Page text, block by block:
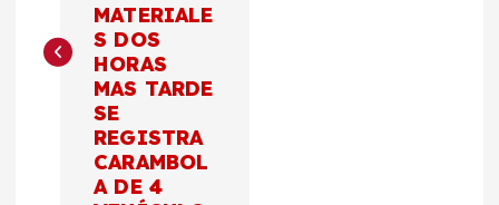
a
MATERIALE
S DOS
HORAS
MAS TARDE
SE
REGISTRA
CARAMBOL
A DE 4